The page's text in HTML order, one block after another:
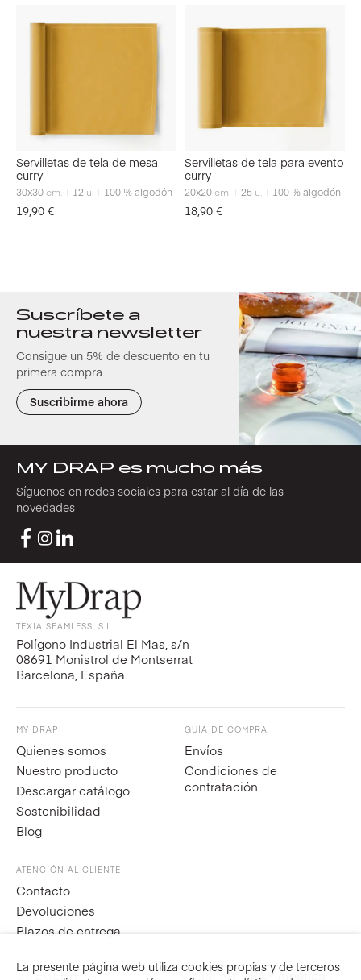
Servilletas de tela de mesa
curry
30x30cm. 12 u. 100 % algodón
19,90 €
Servilletas de tela para evento
curry
20x20cm. 25 u. 100 % algodón
18,90 €
Suscríbete a
nuestra newsletter
Consigue un 5% de descuento en tu
primera compra
Suscribirme ahora
MY DRAP es mucho más
Síguenos en redes sociales para estar al día de las
novedades
TEXIA SEAMLESS, S.L.
Polígono Industrial El Mas, s/n
08691 Monistrol de Montserrat
Barcelona, España
MY DRAP
Quienes somos
Nuestro producto
Descargar catálogo
Sostenibilidad
Blog
GUÍA DE COMPRA
Envíos
Condiciones de
contratación
ATENCIÓN AL CLIENTE
Contacto
Devoluciones
Plazos de entrega
VisitarMY DRAP América
La presente página web utiliza cookies propias y de terceros